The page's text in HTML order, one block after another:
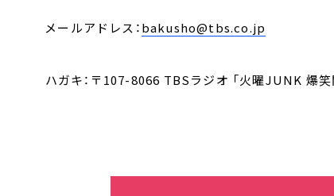
メールアドレス：bakusho@tbs.co.jp
ハガキ：〒107-8066 TBSラジオ 「火曜JUNK 爆笑